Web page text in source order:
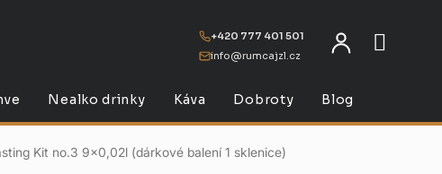
+420 777 401 501
info@rumcajzl.cz
Nealko drinky Káva Dobroty Blog
Kit no.3 9x0,02l (dárkové balení 1 sklenice)